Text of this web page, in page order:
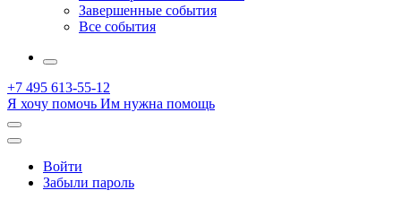
Завершенные события
Все события
More
+7 495 613-55-12
Я хочу помочь Им нужна помощь
Открыть
поиск
Профиль
Войти
Забыли пароль